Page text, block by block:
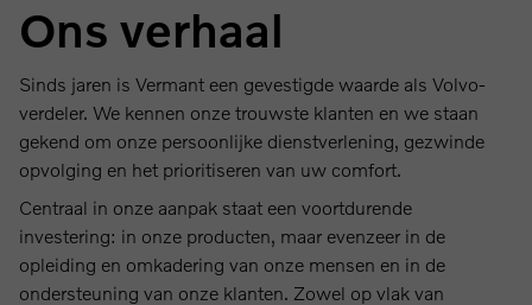
Ons verhaal
Sinds jaren is Vermant een gevestigde waarde als Volvo-
verdeler. We kennen onze trouwste klanten en we staan
gekend om onze persoonlijke dienstverlening, gezwinde
opvolging en het prioritiseren van uw comfort.
Centraal in onze aanpak staat een voortdurende
investering: in onze producten, maar evenzeer in de
opleiding en omkadering van onze mensen en in de
ondersteuning van onze klanten. Zowel op vlak van